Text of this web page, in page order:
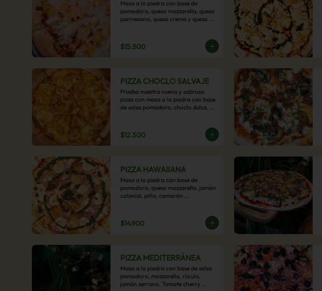
Masa a la piedra con base de
pomodoro, queso mozzarella, queso
parmesano, queso crema y queso
$15.500
PIZZA CHOCLO SALVAJE
Prueba nuestra nueva y sabrosa
pizza con masa a la piedra con base
de salsa pomodoro, choclo dulce,
$12.500
PIZZA HAWAIIANA
Masa a la piedra con base de
pomodoro, queso mozzarella, jamón
colonial, piña, camarón
casero.
$14.900
PIZZA MEDITERRÁNEA
Masa a la piedra con base de salsa
pomodoro, mozzarella, rúcula,
jamón serrano. Tomate cherry